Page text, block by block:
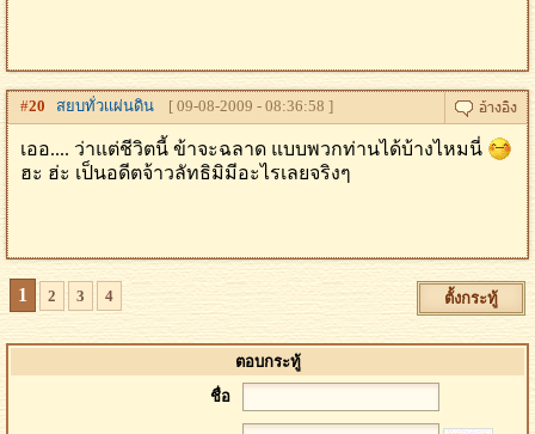
#20 สยบทั่วเเผ่นดิน [ 09-08-2009 - 08:36:58 ]
เออ.... ว่าแต่ชีวิตนี้ ข้าจะฉลาด แบบพวกท่านได้บ้างไหมนี่
ฮะ ฮ่ะ เป็นอดีตจ้าวลัทธิมิมีอะไรเลยจริงๆ
1 2 3 4 ตั้งกระทู้
ตอบกระทู้
ชื่อ